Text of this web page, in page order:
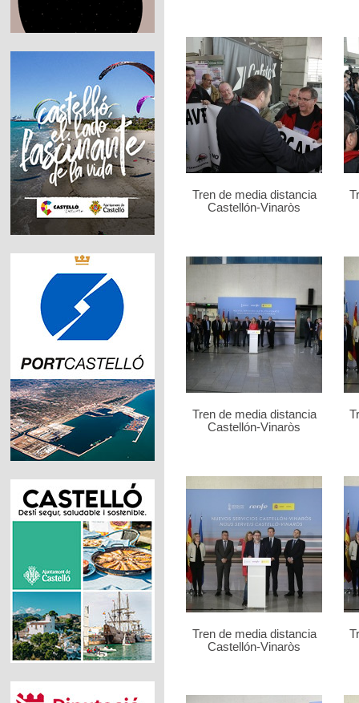
Tren de media distancia
Castellón-Vinaròs
Tren de media distancia
Castellón-Vinaròs
Tren de media distancia
Castellón-Vinaròs